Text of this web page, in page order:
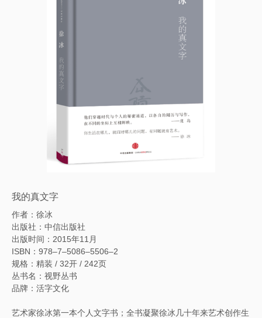
我的真文字
作者：徐冰
出版社：中信出版社
出版时间：2015年11月
ISBN：978–7–5086–5506–2
规格：精装 / 32开 / 242页
丛书名：视野丛书
品牌：活字文化
艺术家徐冰第一本个人文字书；全书凝聚徐冰几十年来艺术创作生